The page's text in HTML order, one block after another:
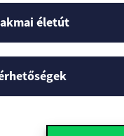
életút